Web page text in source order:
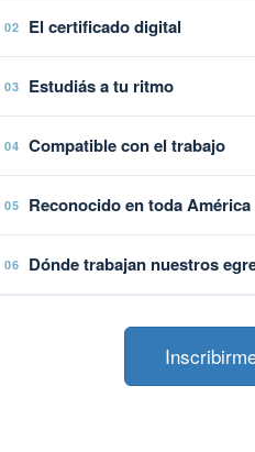
02 El certificado digital
03 Estudiás a tu ritmo
04 Compatible con el trabajo
05 Reconocido en toda América
06 Dónde trabajan nuestros